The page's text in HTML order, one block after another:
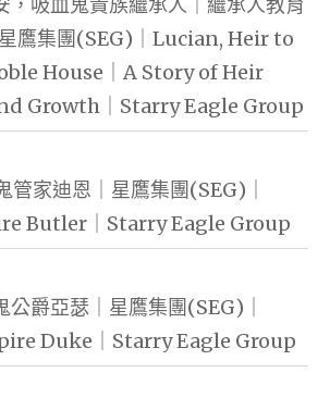
鷹集團(SEG)｜Lucian, Heir to
House｜A Story of Heir
Growth｜Starry Eagle Group
管家迪恩｜星鷹集團(SEG)｜
Butler｜Starry Eagle Group
公爵亞瑟｜星鷹集團(SEG)｜
Duke｜Starry Eagle Group